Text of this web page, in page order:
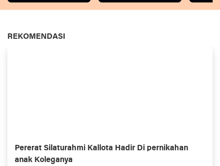
REKOMENDASI
Pererat Silaturahmi Kallota Hadir Di pernikahan
anak Koleganya